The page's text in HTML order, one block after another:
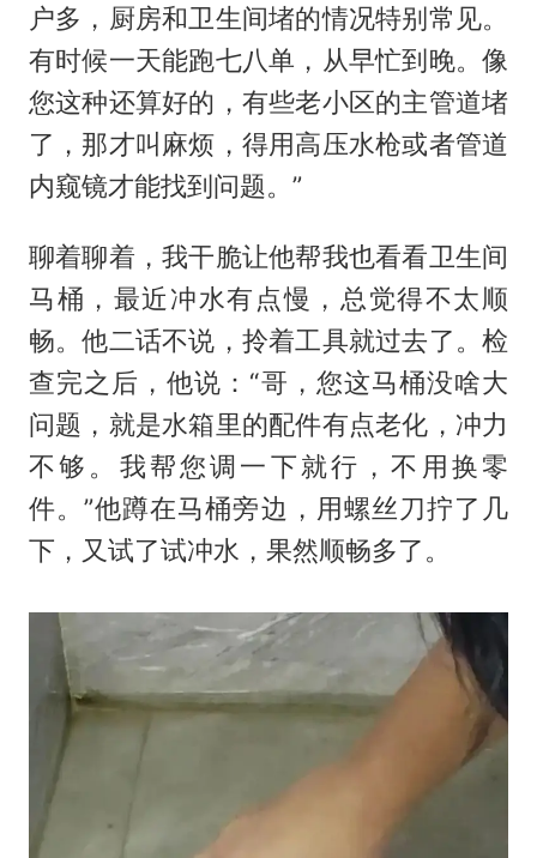
户多，厨房和卫生间堵的情况特别常见。
有时候一天能跑七八单，从早忙到晚。像
您这种还算好的，有些老小区的主管道堵
了，那才叫麻烦，得用高压水枪或者管道
内窥镜才能找到问题。”
聊着聊着，我干脆让他帮我也看看卫生间
马桶，最近冲水有点慢，总觉得不太顺
畅。他二话不说，拎着工具就过去了。检
查完之后，他说：“哥，您这马桶没啥大
问题，就是水箱里的配件有点老化，冲力
不够。我帮您调一下就行，不用换零
件。”他蹲在马桶旁边，用螺丝刀拧了几
下，又试了试冲水，果然顺畅多了。